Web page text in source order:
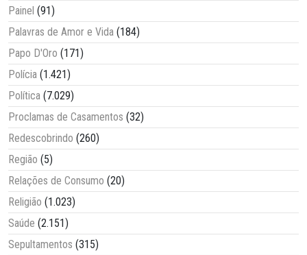
Painel (91)
Palavras de Amor e Vida (184)
Papo D'Oro (171)
Polícia (1.421)
Política (7.029)
Proclamas de Casamentos (32)
Redescobrindo (260)
Região (5)
Relações de Consumo (20)
Religião (1.023)
Saúde (2.151)
Sepultamentos (315)